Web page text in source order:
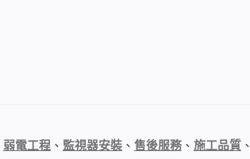
弱電工程、 監視器安裝、 售後服務、 施工品質、